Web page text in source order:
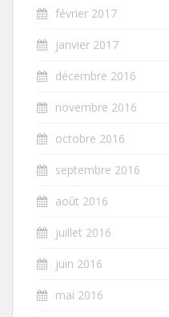
février 2017
janvier 2017
décembre 2016
novembre 2016
octobre 2016
septembre 2016
août 2016
juillet 2016
juin 2016
mai 2016